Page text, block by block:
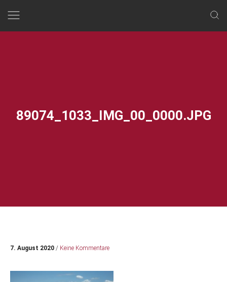
89074_1033_IMG_00_0000.JPG
7. August 2020 / Keine Kommentare